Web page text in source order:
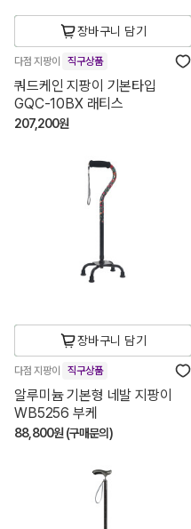
장바구니 담기
다점 지팡이 직구상품
쿼드케인 지팡이 기본타입
GQC-10BX 래티스
207,200원
장바구니 담기
다점 지팡이 직구상품
알루미늄 기본형 네발 지팡이
WB5256 부케
88,800원 (구매문의)